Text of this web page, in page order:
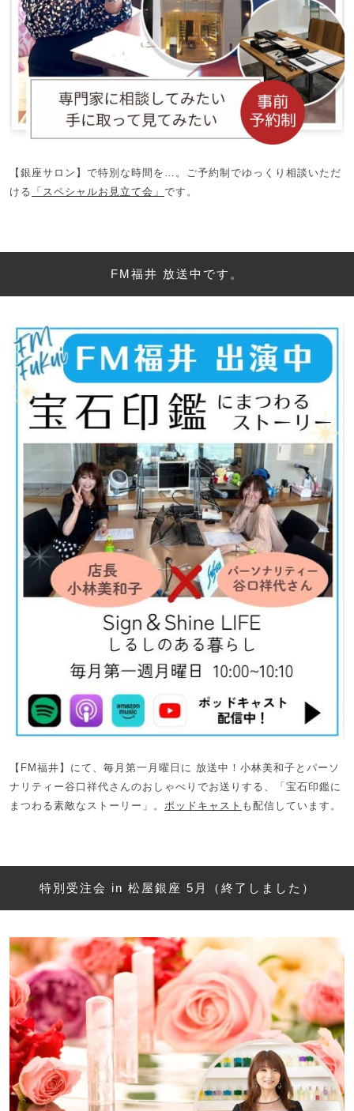
【銀座サロン】で特別な時間を…。ご予約制でゆっくり相談いただ
ける 「スペシャルお見立て会」 です。
FM福井 放送中です。
【FM福井】にて、毎月第一月曜日に 放送中！小林美和子とパーソ
ナリティー谷口祥代さんのおしゃべりでお送りする、「宝石印鑑に
まつわる素敵なストーリー」。 ポッドキャスト も配信しています。
特別受注会 in 松屋銀座 5月（終了しました）